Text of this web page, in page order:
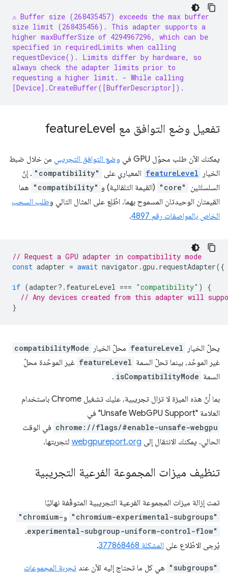
⚠️ Buffer size (268435457) exceeds the max buffer
size limit (268435456). This adapter supports a
higher maxBufferSize of 4294967296, which can be
specified in requiredLimits when calling
requestDevice(). Limits differ by hardware, so
always check the adapter limits prior to
requesting a higher limit.
- While calling
[Device].CreateBuffer([BufferDescriptor]).
تفعيل وضع التوافق مع feature Level
يمكنك الآن طلب محوّل GPU في وضع التوافق التجريبي من خلال ضبط
الخيار
featureLevel المعياري على "compatibility" . إنّ
السلسلتَين
"core" (القيمة التلقائية) و "compatibility" هما
القيمتان الوحيدتان المسموح بهما. اطّلِع على المثال التالي وطلب السحب
الخاص بالمواصفات رقم 4897
.
// Request a GPU adapter in compatibility mode
const adapter = await navigator .gpu . requestAdapter({
if (adapter? . featureLevel === "compatibility" )
{
// Any devices created from this adapter will
}
يحلّ الخيار featureLevel محلّ الخيار compatibilityMode
غير الموحّد، بينما تحلّ السمة featureLevel غير الموحّدة محلّ
السمة isCompatibilityMode
.
بما أنّ هذه الميزة لا تزال تجريبية، عليك تشغيل Chrome باستخدام
العلامة "Unsafe WebGPU Support" في
chrome://flags/#enable-unsafe-webgpu في الوقت
الحالي. يمكنك الانتقال إلى webgpureport.org لتجربتها.
تنظيف ميزات المجموعة الفرعية التجريبية
تمت إزالة ميزات المجموعة الفرعية التجريبية المتوقّفة نهائيًا
"chromium-experimental-subgroups" و"chromium-
experimental-subgroup-uniform-control-flow"
.
يُرجى الاطّلاع على المشكلة 377868468 .
"subgroups" هي كل ما تحتاج إليه الآن عند تجربة المجموعات